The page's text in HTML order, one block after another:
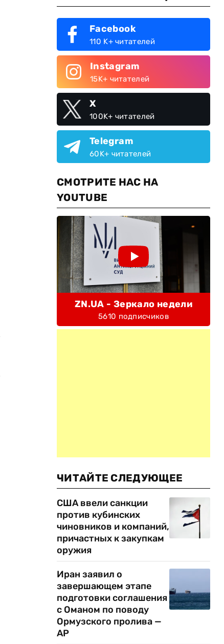
Facebook
110 K+ читателей
Instagram
15K+ читателей
X
100K+ читателей
Telegram
60K+ читателей
СМОТРИТЕ НАС НА
YOUTUBE
ZN.UA - Зеркало недели
5610 подписчиков
ЧИТАЙТЕ СЛЕДУЮЩЕЕ
США ввели санкции
против кубинских
чиновников и компаний,
причастных к закупкам
оружия
Иран заявил о
завершающем этапе
подготовки соглашения
с Оманом по поводу
Ормузского пролива —
AP